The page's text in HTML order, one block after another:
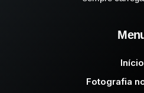
Início
Fotografia